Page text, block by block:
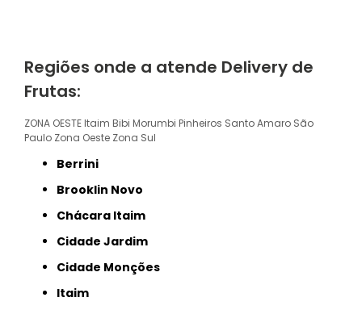
Regiões onde a atende Delivery de
Frutas:
ZONA OESTE Itaim Bibi Morumbi Pinheiros Santo Amaro São
Paulo Zona Oeste Zona Sul
Berrini
Brooklin Novo
Chácara Itaim
Cidade Jardim
Cidade Monções
Itaim